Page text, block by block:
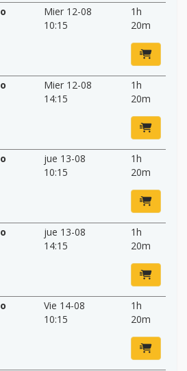
Mier 12-08
10:15
1h
20m
Mier 12-08
14:15
1h
20m
jue 13-08
10:15
1h
20m
jue 13-08
14:15
1h
20m
Vie 14-08
10:15
1h
20m